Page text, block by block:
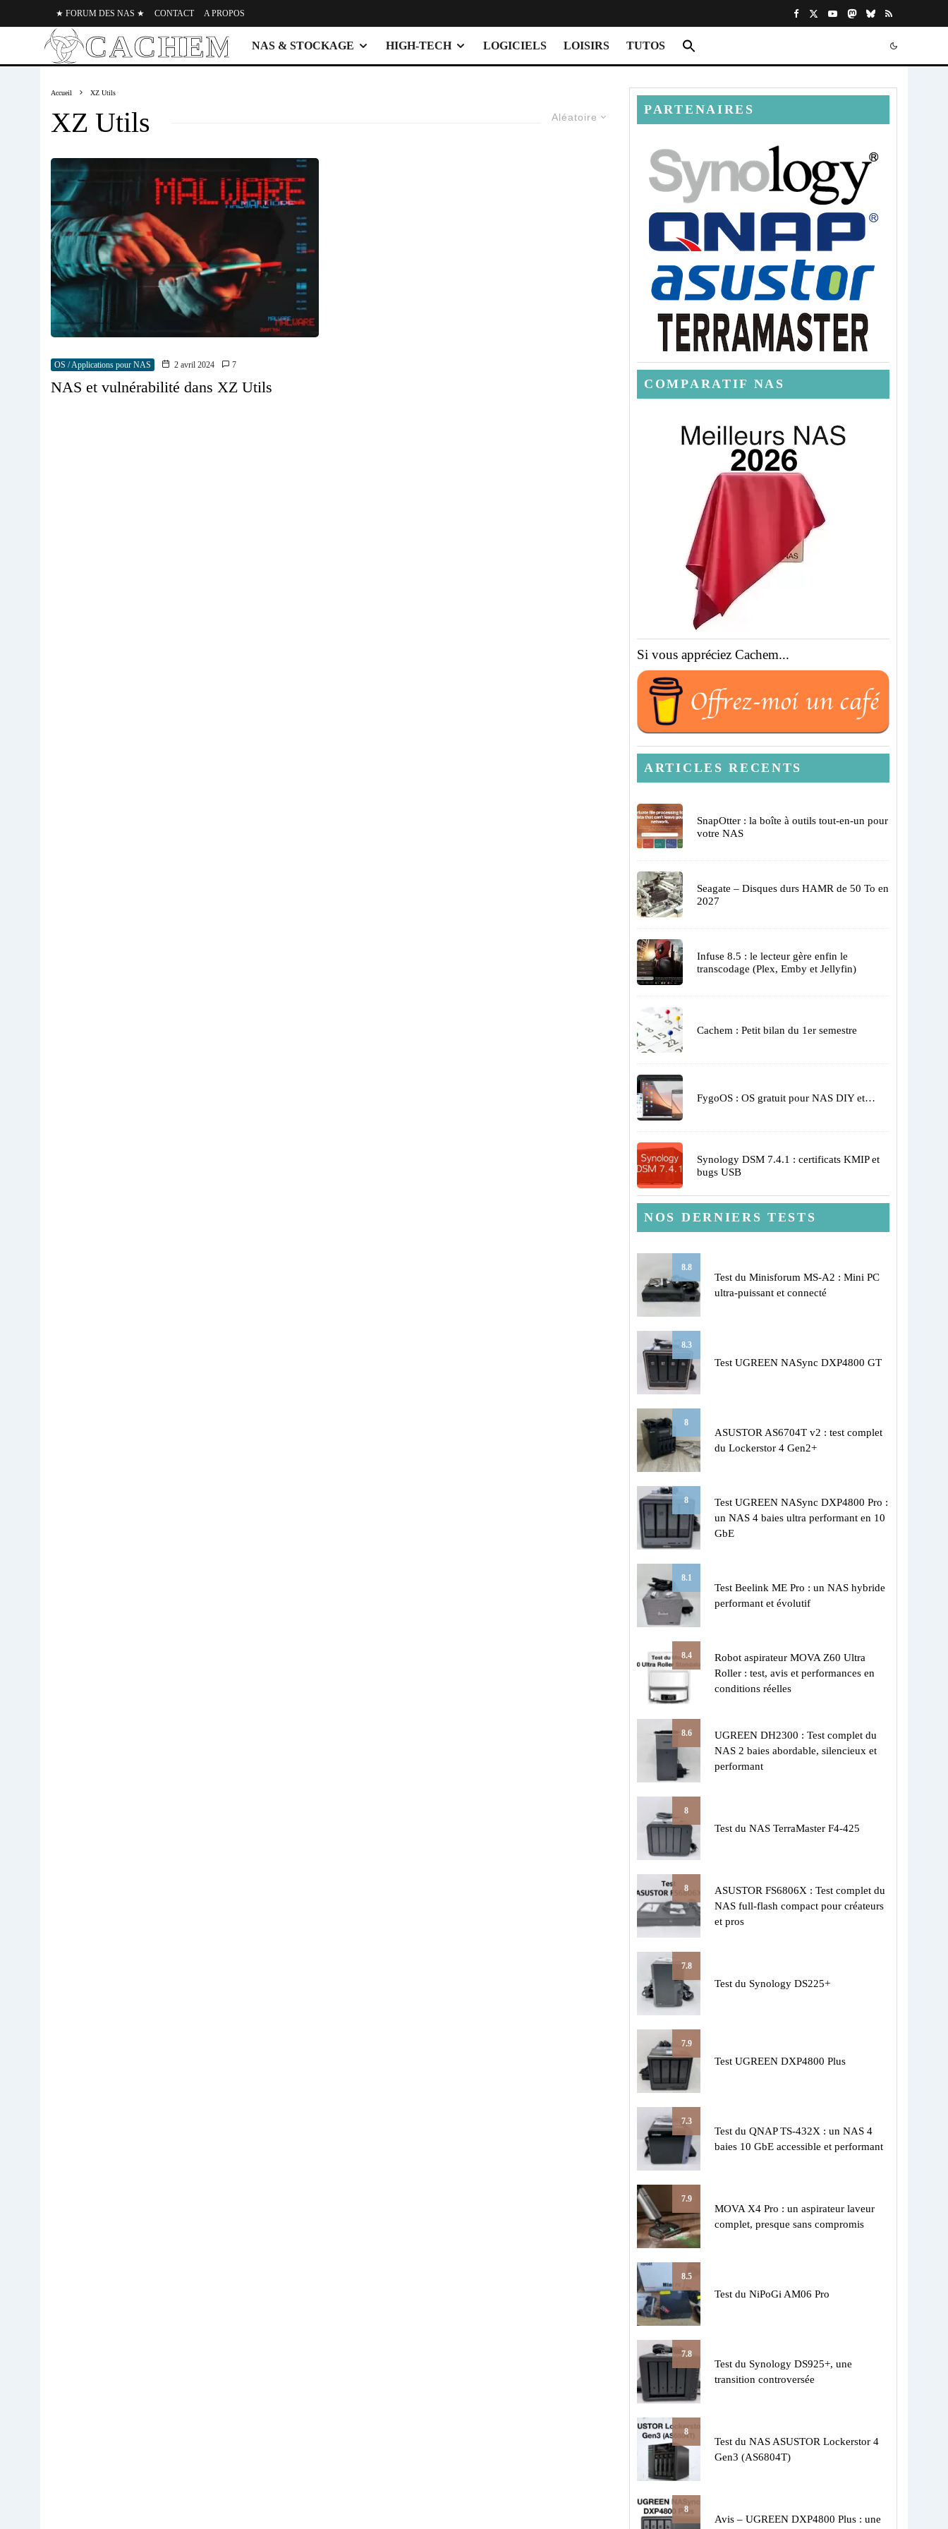
★ FORUM DES NAS ★ CONTACT A PROPOS
NAS & STOCKAGE HIGH-TECH LOGICIELS LOISIRS TUTOS
Accueil XZ Utils
Aléatoire
XZ Utils
OS / Applications pour NAS 2 avril 2024 7
NAS et vulnérabilité dans XZ Utils
PARTENAIRES
COMPARATIF NAS
Si vous appréciez Cachem...
ARTICLES RECENTS
SnapOtter : la boîte à outils tout-en-un pour
votre NAS
Seagate – Disques durs HAMR de 50 To en
2027
Infuse 8.5 : le lecteur gère enfin le
transcodage (Plex, Emby et Jellyfin)
Cachem : Petit bilan du 1er semestre
FygoOS : OS gratuit pour NAS DIY et…
Synology DSM 7.4.1 : certificats KMIP et
bugs USB
NOS DERNIERS TESTS
8.8
Test du Minisforum MS-A2 : Mini PC
ultra-puissant et connecté
8.3
Test UGREEN NASync DXP4800 GT
8
ASUSTOR AS6704T v2 : test complet
du Lockerstor 4 Gen2+
8
Test UGREEN NASync DXP4800 Pro :
un NAS 4 baies ultra performant en 10
GbE
8.1
Test Beelink ME Pro : un NAS hybride
performant et évolutif
8.4
Robot aspirateur MOVA Z60 Ultra
Roller : test, avis et performances en
conditions réelles
8.6
UGREEN DH2300 : Test complet du
NAS 2 baies abordable, silencieux et
performant
8
Test du NAS TerraMaster F4-425
8
ASUSTOR FS6806X : Test complet du
NAS full-flash compact pour créateurs
et pros
7.8
Test du Synology DS225+
7.9
Test UGREEN DXP4800 Plus
7.3
Test du QNAP TS-432X : un NAS 4
baies 10 GbE accessible et performant
7.9
MOVA X4 Pro : un aspirateur laveur
complet, presque sans compromis
8.5
Test du NiPoGi AM06 Pro
7.8
Test du Synology DS925+, une
transition controversée
8
Test du NAS ASUSTOR Lockerstor 4
Gen3 (AS6804T)
8
Avis – UGREEN DXP4800 Plus : une